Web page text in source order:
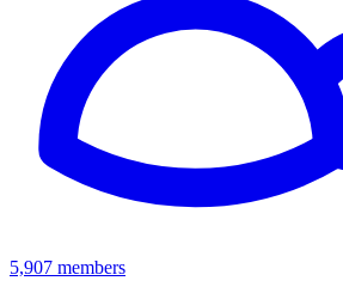
5,907 members